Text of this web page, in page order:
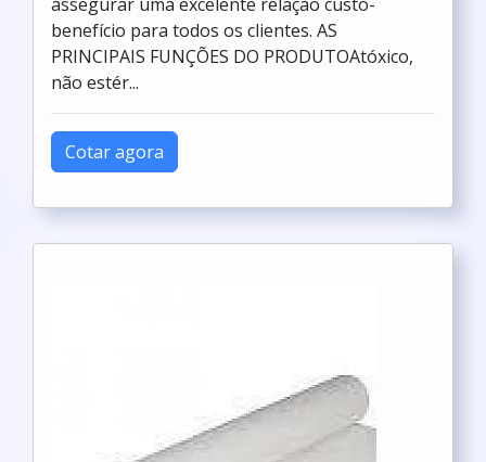
benefício para todos os clientes. AS
PRINCIPAIS FUNÇÕES DO PRODUTOAtóxico,
não estér...
Cotar agora